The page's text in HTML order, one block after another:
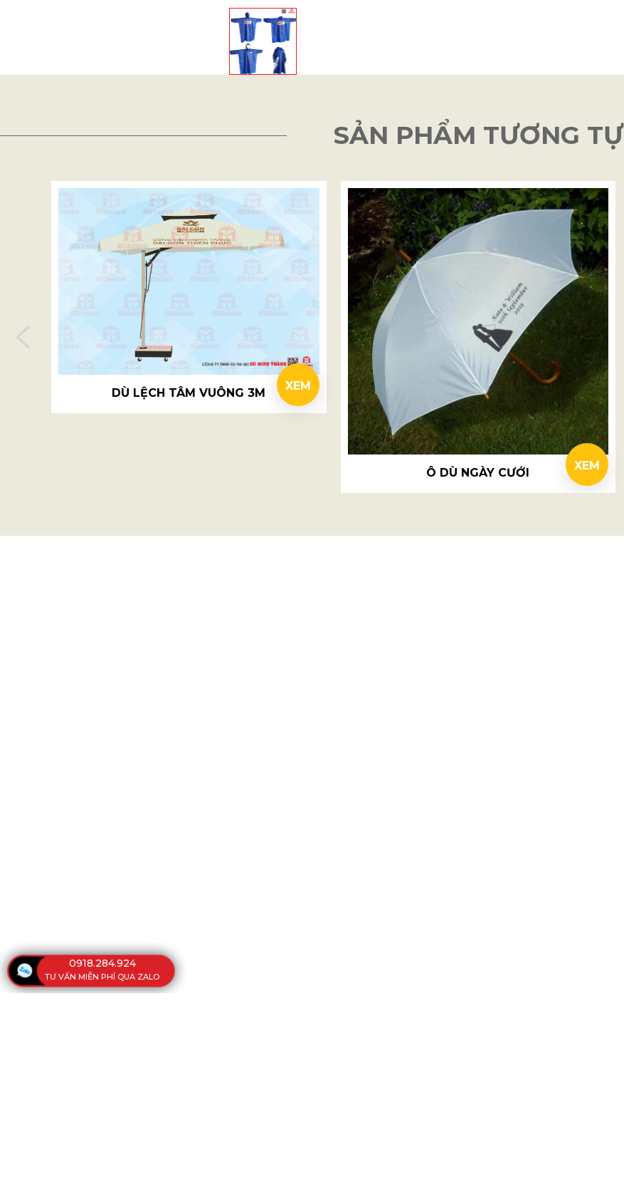
SẢN PHẨM TƯƠNG TỰ
DÙ LỆCH TÂM VUÔNG 3M
XEM
Ô DÙ NGÀY CƯỚI
XEM
0918.284.924
TƯ VẤN MIỄN PHÍ QUA ZALO